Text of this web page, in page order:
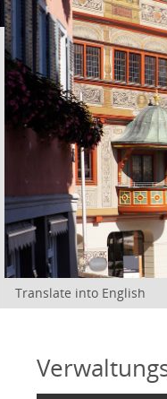
Translate into English